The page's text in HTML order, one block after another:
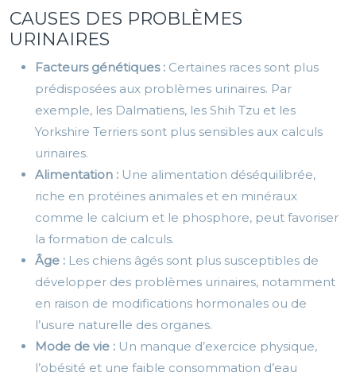
CAUSES DES PROBLÈMES
URINAIRES
Facteurs génétiques : Certaines races sont plus
prédisposées aux problèmes urinaires. Par
exemple, les Dalmatiens, les Shih Tzu et les
Yorkshire Terriers sont plus sensibles aux calculs
urinaires.
Alimentation : Une alimentation déséquilibrée,
riche en protéines animales et en minéraux
comme le calcium et le phosphore, peut favoriser
la formation de calculs.
Âge : Les chiens âgés sont plus susceptibles de
développer des problèmes urinaires, notamment
en raison de modifications hormonales ou de
l’usure naturelle des organes.
Mode de vie : Un manque d’exercice physique,
l’obésité et une faible consommation d’eau